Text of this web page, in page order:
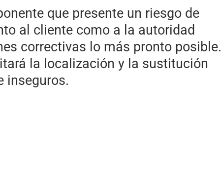
que presente un riesgo de
al cliente como a la autoridad
correctivas lo más pronto posible.
la localización y la sustitución
inseguros.